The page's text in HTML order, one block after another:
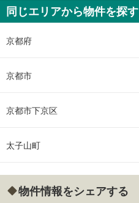
同じエリアから物件を探す
京都府
京都市
京都市下京区
太子山町
物件情報をシェアする